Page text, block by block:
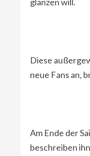
Diese
neue Fans an,
Am Ende der
beschreiben